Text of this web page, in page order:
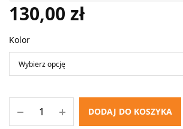
130,00zł
Kolor
DODAJ DO KOSZYKA